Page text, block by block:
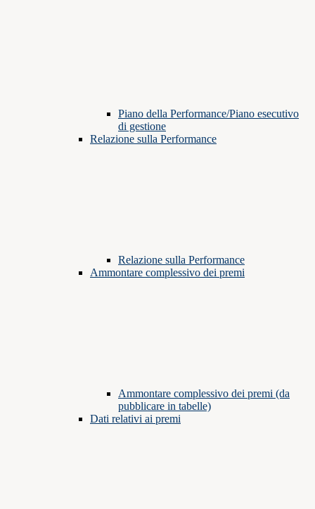
Piano della Performance/Piano esecutivo
di gestione
Relazione sulla Performance
Relazione sulla Performance
Ammontare complessivo dei premi
Ammontare complessivo dei premi (da
pubblicare in tabelle)
Dati relativi ai premi